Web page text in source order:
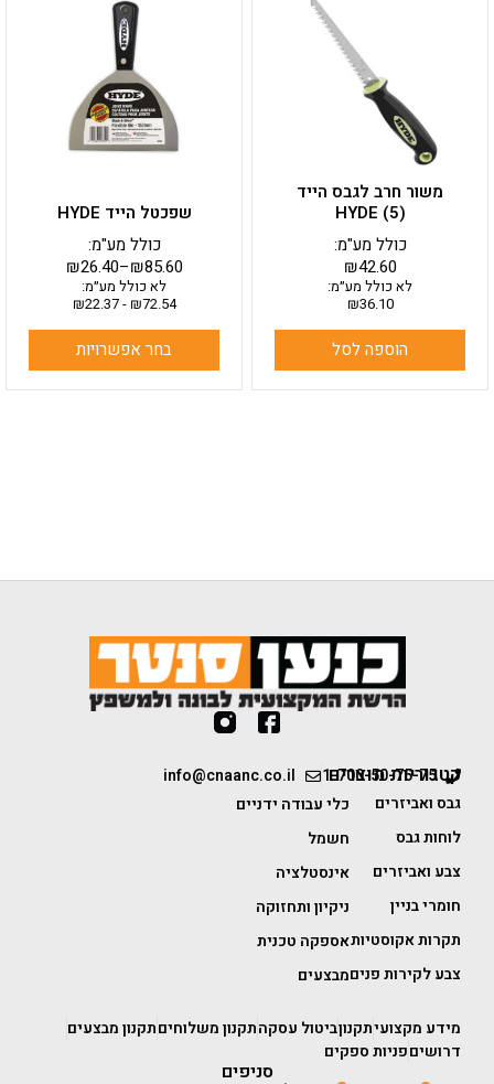
משור חרב לגבס הייד
HYDE (5)
₪42.60
כולל מע"מ:
לא כולל מע״מ:
₪36.10
הוספה לסל
שפכטל הייד HYDE
₪26.40–₪85.60
כולל מע"מ:
לא כולל מע״מ:
₪72.54
-
₪22.37
בחר אפשרויות
יש
מספר
סוגים.
ניתן
לבחור
את
האפשרויות
1-700-50-75-75
info@cnaanc.co.il קטגוריות מוצרים
גבס ואביזרים
לוחות גבס
צבע ואביזרים
חומרי בניין
תקרות אקוסטיות
צבע לקירות פנים
כלי עבודה ידניים
חשמל
אינסטלציה
ניקיון ותחזוקה
אספקה טכנית
מבצעים
מידע מקצועיתקנוןביטול עסקהתקנון משלוחיםתקנון מבצעים
דרושיםפניות ספקים
סניפים